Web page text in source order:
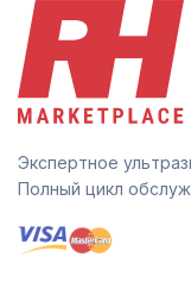
Экспертное
Полный цикл